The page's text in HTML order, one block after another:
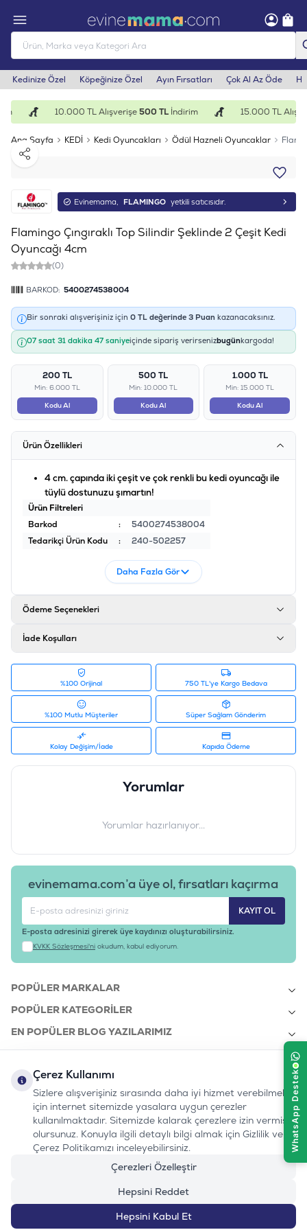
Kedinize Özel Köpeğinize Özel Ayın Fırsatları Çok Al Az Öde
10.000 TL Alışverişe500 TLİndirim 15.000 TL
Ana Sayfa KEDİ Kedi Oyuncakları Ödül Hazneli Oyuncaklar
Paylaş
Evinemama, FLAMINGO yetkili satıcısıdır.
Flamingo Çıngıraklı Top Silindir Şeklinde 2 Çeşit Kedi
Oyuncağı 4cm
(0)
BARKOD: 5400274538004
Bir sonraki alışverişiniz için 0 TL değerinde 3 Puan kazanacaksınız.
07 saat 31 dakika 47 saniyeiçinde sipariş verirsenizbugünkargoda!
200 TL
Min: 6.000 TL
Kodu Al
500 TL
Min: 10.000 TL
Kodu Al
1.000 TL
Min: 15.000 TL
Kodu Al
Ürün Özellikleri
4 cm. çapında iki çeşit ve çok renkli bu kedi oyuncağı ile
tüylü dostunuzu şımartın!
Ürün Filtreleri
Barkod
:
5400274538004
Tedarikçi Ürün Kodu
: 240-502257
Daha Fazla Gör
Ödeme Seçenekleri
İade Koşulları
%100 Orijinal 750 TL'ye Kargo Bedava
%100 Mutlu Müşteriler Süper Sağlam Gönderim
Kolay Değişim/İade Kapıda Ödeme
Yorumlar
Yorumlar hazırlanıyor...
evinemama.com’a üye ol, fırsatları kaçırma
KAYIT OL
E-posta adresinizi girerek üye kaydınızı oluşturabilirsiniz.
KVKK Sözleşmesi'ni okudum, kabul ediyorum.
POPÜLER MARKALAR
POPÜLER KATEGORILER
EN POPÜLER BLOG YAZILARIMIZ
KURUMSAL
bizi takip edin:
Instagram
Youtube
TiktokFacebook
Linkedin
www.evinemama.com
0232 7000 212
%100 MUTLU
MÜŞTERI HATTI
Çerez Kullanımı
Sizlere alışverişiniz sırasında daha iyi hizmet verebilmek
için internet sitemizde yasalara uygun çerezler
kullanılmaktadır. Sitemizde kalarak çerezlere izin vermiş
olursunuz. Konuyla ilgili detaylı bilgi almak için Gizlilik ve
Çerez Politikamızı inceleyebilirsiniz.
Çerezleri Özelleştir
Hepsini Reddet
Hepsini Kabul Et